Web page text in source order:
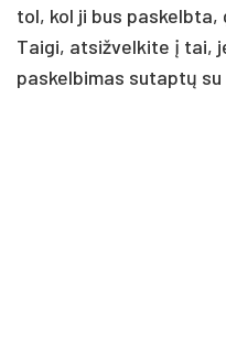
tol, kol ji bus
Taigi, atsižvelkite į tai,
paskelbimas sutaptų